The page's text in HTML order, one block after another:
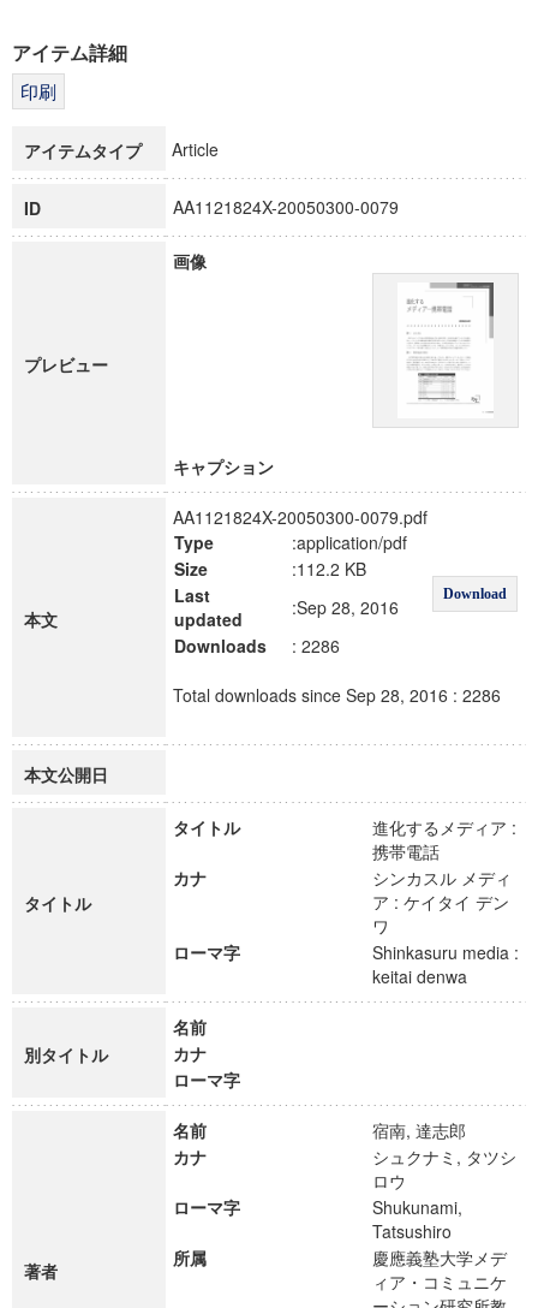
科学研究費補助金研究成果報告書
博士課程教育リーディングプログラム「超成熟社会発展のサ
アイテム詳細
アイテムタイプ Article
ID AA1121824X-20050300-0079
プレビュー
画像
キャプション
本文
AA1121824X-20050300-0079.pdf
Type
:application/pdf
Download
Size
:112.2 KB
Last
updated
:Sep 28, 2016
Downloads
: 2286
Total downloads since Sep 28, 2016 : 2286
本文公開日
タイトル
タイトル
進化するメディア :
携帯電話
カナ
シンカスル メディ
ア : ケイタイ デン
ワ
ローマ字
Shinkasuru media :
keitai denwa
別タイトル
名前
カナ
ローマ字
著者
名前
宿南, 達志郎
カナ
シュクナミ, タツシ
ロウ
ローマ字
Shukunami,
Tatsushiro
所属
慶應義塾大学メデ
ィア・コミュニケ